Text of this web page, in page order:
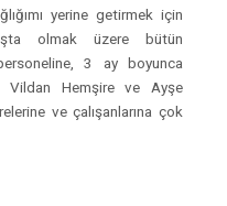
yerine getirmek için
olmak üzere bütün
3 ay boyunca
Vildan Hemşire ve Ayşe
ve çalışanlarına çok